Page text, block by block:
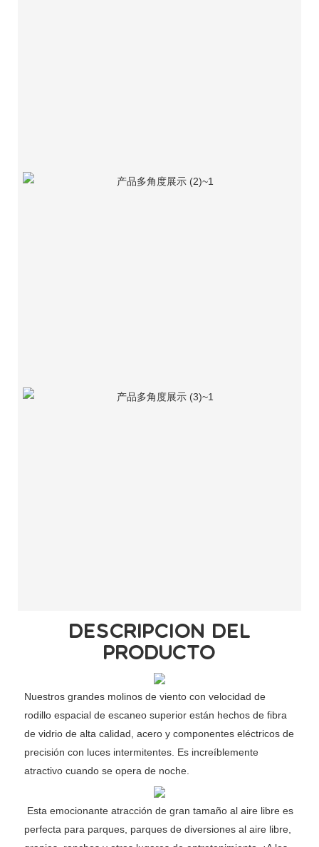
DESCRIPCIÓN DEL
PRODUCTO
Nuestros grandes molinos de viento con velocidad de
rodillo espacial de escaneo superior están hechos de fibra
de vidrio de alta calidad, acero y componentes eléctricos de
precisión con luces intermitentes. Es increíblemente
atractivo cuando se opera de noche.
Esta emocionante atracción de gran tamaño al aire libre es
perfecta para parques, parques de diversiones al aire libre,